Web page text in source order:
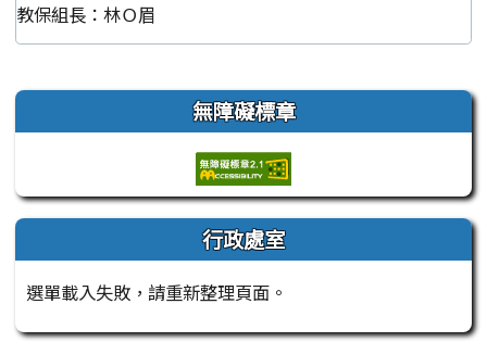
教保組長：林Ｏ眉
左邊區域內容 無障礙標章
行政處室
選單載入失敗，請重新整理頁面。